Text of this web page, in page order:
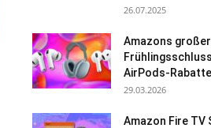
26.07.2025
Amazons großer
AirPods-
29.03.2026
Amazon Fire TV